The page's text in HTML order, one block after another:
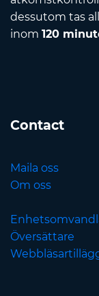
dessutom tas
inom 120
Contact
Maila oss
Om oss
Översättare